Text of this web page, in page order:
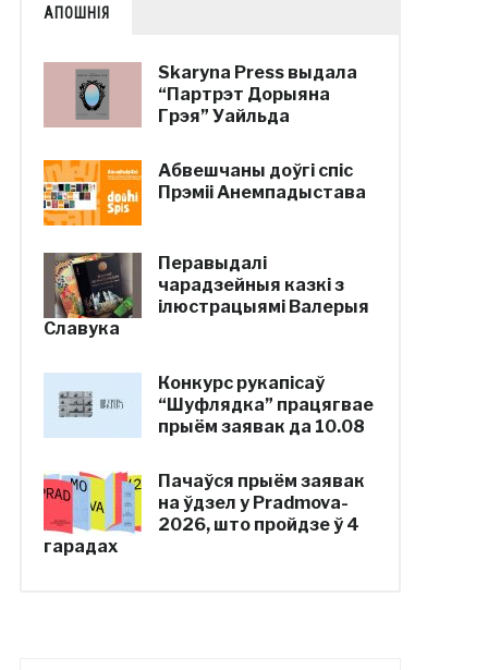
АПОШНІЯ
Skaryna Press выдала
“Партрэт Дорыяна
Грэя” Уайльда
Абвешчаны доўгі спіс
Прэміі Анемпадыстава
Перавыдалі
чарадзейныя казкі з
ілюстрацыямі Валерыя
Славука
Конкурс рукапісаў
“Шуфлядка” працягвае
прыём заявак да 10.08
Пачаўся прыём заявак
на ўдзел у Pradmova-
2026, што пройдзе ў 4
гарадах